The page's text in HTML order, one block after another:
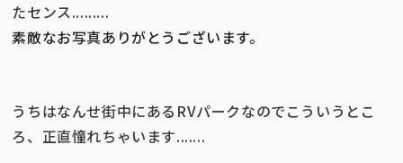
たセンス.........
素敵なお写真ありがとうございます。
うちはなんせ街中にあるRVパークなのでこういうとこ
ろ、正直憧れちゃいます.......